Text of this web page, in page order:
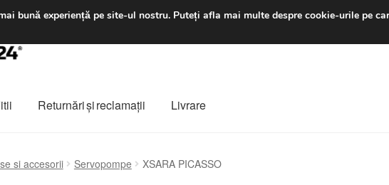
luni-vineri 9 a.m. -
Returnări şi reclamații Livrare
si accesorii Servopompe XSARA PICASSO
bună experiență pe site-ul nostru. Puteți afla mai multe despre cookie-urile pe